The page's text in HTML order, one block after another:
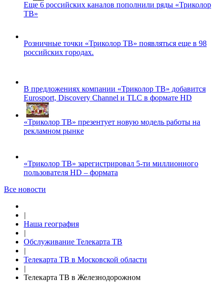
Еще 6 российских каналов пополнили ряды «Триколор
ТВ»
Розничные точки «Триколор ТВ» появляться еще в 98
российских городах.
В предложениях компании «Триколор ТВ» добавится
Eurosport, Discovery Channel и TLC в формате HD
«Триколор ТВ» презентует новую модель работы на
рекламном рынке
«Триколор ТВ» зарегистрировал 5-ти миллионного
пользователя HD – формата
Все новости
|
Наша география
|
Обслуживание Телекарта ТВ
|
Телекарта ТВ в Московской области
|
Телекарта ТВ в Железнодорожном